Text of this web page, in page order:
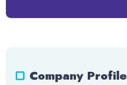
Company Profile